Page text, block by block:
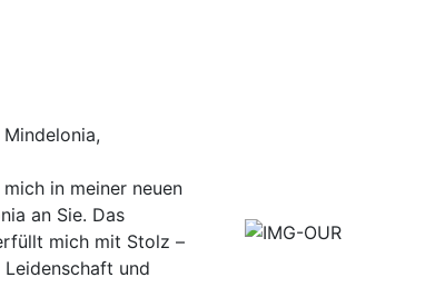
in meiner neuen
an Sie. Das
mich mit Stolz –
und